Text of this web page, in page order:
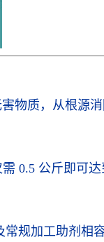
物质，从根源
0.5 公斤即可达
规加工助剂相